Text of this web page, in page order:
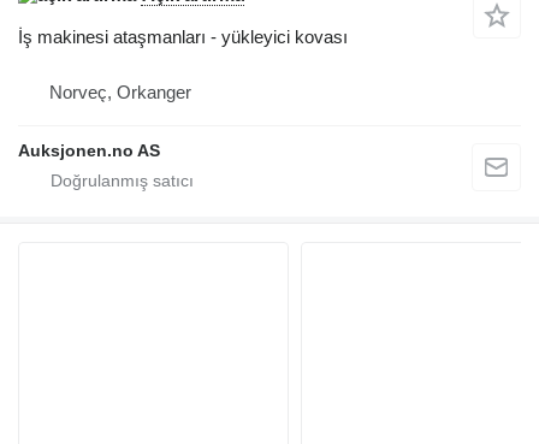
İş makinesi ataşmanları - yükleyici kovası
Norveç, Orkanger
Auksjonen.no AS